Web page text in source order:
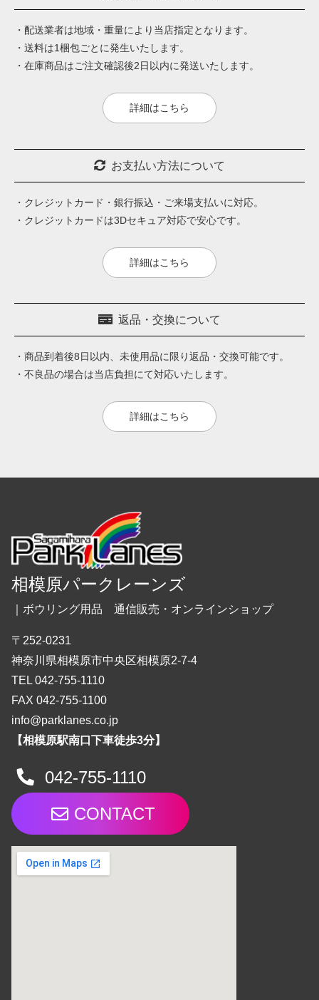
・配送業者は地域・重量により当店指定となります。
・送料は1梱包ごとに発生いたします。
・在庫商品はご注文確認後2日以内に発送いたします。
詳細はこちら
お支払い方法について
・クレジットカード・銀行振込・ご来場支払いに対応。
・クレジットカードは3Dセキュア対応で安心です。
詳細はこちら
返品・交換について
・商品到着後8日以内、未使用品に限り返品・交換可能です。
・不良品の場合は当店負担にて対応いたします。
詳細はこちら
相模原パークレーンズ
｜ボウリング用品 通信販売・オンラインショップ
〒252-0231
神奈川県相模原市中央区相模原2-7-4
TEL 042-755-1110
FAX 042-755-1100
info@parklanes.co.jp
【相模原駅南口下車徒歩3分】
042-755-1110
CONTACT